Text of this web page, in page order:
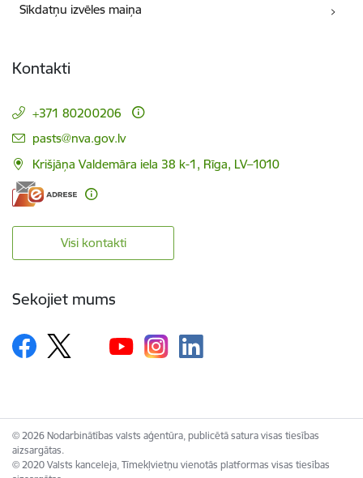
Sīkdatņu izvēles maiņa
Kontakti
+371 80200206
E-pasts:
pasts@nva.gov.lv
Krišjāņa Valdemāra iela 38 k-1, Rīga, LV–1010
Visi kontakti
Sekojiet mums
© 2026 Nodarbinātības valsts aģentūra, publicētā satura visas tiesības
aizsargātas.
© 2020 Valsts kanceleja, Tīmekļvietņu vienotās platformas visas tiesības